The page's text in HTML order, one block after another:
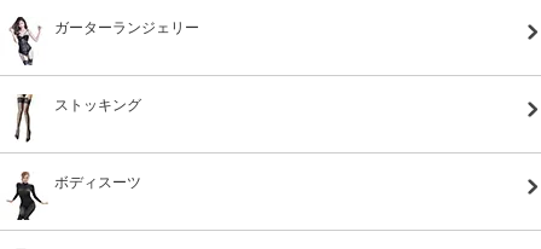
ガーターランジェリー
ストッキング
ボディスーツ